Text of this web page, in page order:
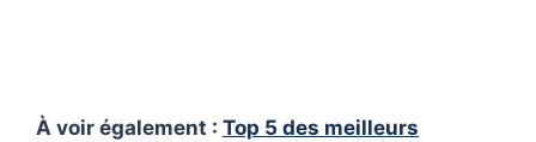
À voir également : Top 5 des meilleurs